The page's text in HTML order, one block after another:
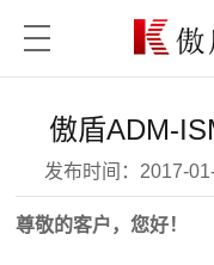
傲盾ADM-
发布时间： 2017-
尊敬的客户，您好！